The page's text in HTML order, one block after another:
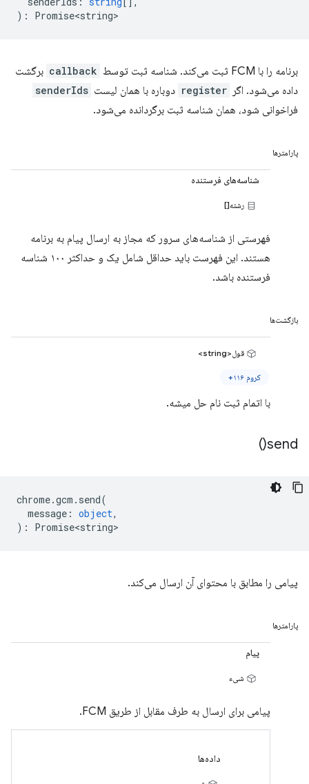
) : Promise<string>
برنامه را با FCM ثبت می‌کند. شناسه ثبت توسط callback برگشت
داده می‌شود. اگر register دوباره با همان لیست senderIds
فراخوانی شود، همان شناسه ثبت برگردانده می‌شود.
پارامترها
شناسه‌های فرستنده
رشته[]
فهرستی از شناسه‌های سرور که مجاز به ارسال پیام به برنامه
هستند. این فهرست باید حداقل شامل یک و حداکثر ۱۰۰ شناسه
فرستنده باشد.
بازگشت‌ها
قول<string>
کروم ۱۱۶+
با اتمام ثبت نام حل میشه.
send(
)
chrome.gcm . send(
message : object,
) : Promise<string>
پیامی را مطابق با محتوای آن ارسال می‌کند.
پارامترها
پیام
شیء
پیامی برای ارسال به طرف مقابل از طریق FCM.
داده‌ها